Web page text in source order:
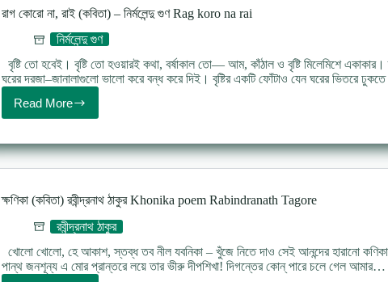
pore
tapur
tupur
poem
lyrics
রাগ কোরো না, রাই (কবিতা) – নির্মলেন্দু গুণ Rag koro na rai
নির্মলেন্দু গুণ
বৃষ্টি তো হবেই। বৃষ্টি তো হওয়ারই কথা, বর্ষাকাল তো— আম, কাঁঠাল ও বৃষ্টি মিলেমিশে
ঘরের দরজা–জানালাগুলো ভালো করে বন্ধ করে দিই। বৃষ্টির একটি ফোঁটাও যেন ঘরের ভিতরে
Read More
রাগ
কোরো
রাই
(কবিতা)
নির্মলেন্দু
গুণ
Rag
koro
na
rai
ক্ষণিকা (কবিতা) রবীন্দ্রনাথ ঠাকুর Khonika poem Rabindranath Tagore
রবীন্দ্রনাথ ঠাকুর
খোলো খোলো, হে আকাশ, স্তব্ধ তব নীল যবনিকা – খুঁজে নিতে দাও সেই আনন্দের হারানো
পান্থ জনশূন্য এ মোর প্রান্তরে লয়ে তার ভীরু দীপশিখা! দিগন্তের কোন্ পারে চলে গেল আমার…